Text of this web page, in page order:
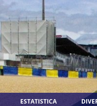
ESTATISTICA